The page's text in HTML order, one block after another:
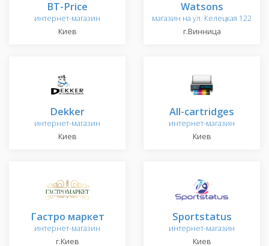
BT-Price
интернет-магазин
Киев
Watsons
магазин на ул. Келецкая 122
г.Винница
Dekker
интернет-магазин
Киев
All-cartridges
интернет-магазин
Киев
Гастро маркет
интернет-магазин
г.Киев
Sportstatus
интернет-магазин
Киев